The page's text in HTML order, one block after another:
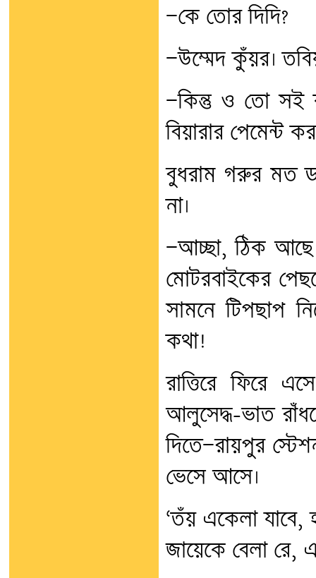
—কে তোর দিদি?
—উম্মেদ কুঁয়র।
—কিন্তু ও তো সই
বিয়ারার পেমেন্ট
বুধরাম গরুর মত
না।
—আচ্ছা, ঠিক
মোটরবাইকের
সামনে টিপছাপ
কথা!
রাত্তিরে ফিরে
আলুসেদ্ধ-ভাত
দিতে—রায়পুর
ভেসে আসে।
‘তঁয় একেলা যাবে,
জায়েকে বেলা রে,